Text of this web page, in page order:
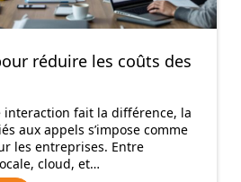
réduire les coûts des
interaction fait la différence, la
aux appels s’impose comme
les entreprises. Entre
cloud, et…